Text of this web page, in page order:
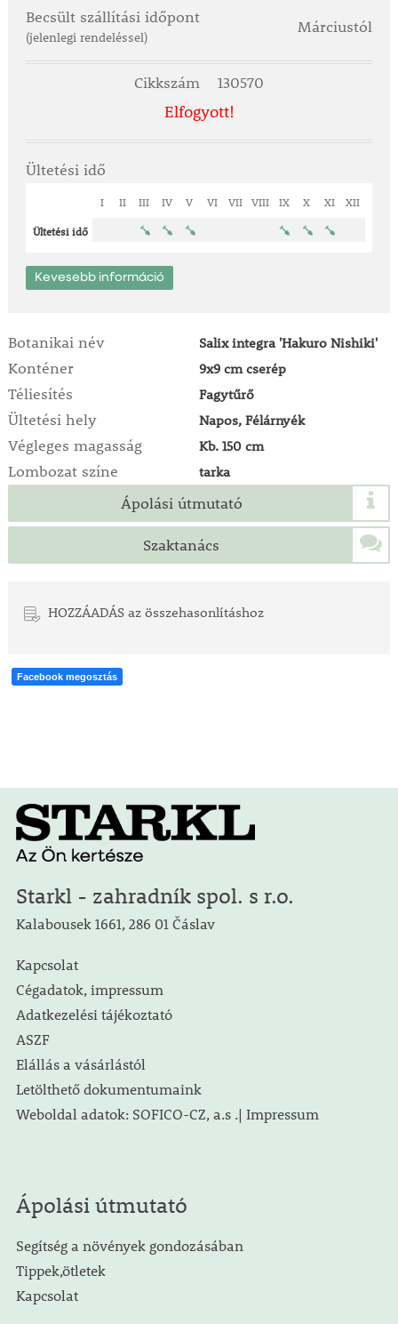
Becsült szállítási időpont
(jelenlegi rendeléssel)
Márciustól
Cikkszám 130570
Elfogyott!
Ültetési idő
I II III IV V VI VII VIII IX X XI XII
Ültetési idő
Kevesebb információ
Botanikai név Salix integra 'Hakuro Nishiki'
Konténer 9x9 cm cserép
Téliesítés Fagytűrő
Ültetési hely Napos, Félárnyék
Végleges magasság Kb. 150 cm
Lombozat színe tarka
Ápolási útmutató
Szaktanács
HOZZÁADÁS az összehasonlításhoz
Facebook megosztás
Starkl - zahradník spol. s r.o.
Kalabousek 1661, 286 01 Čáslav
Kapcsolat
Cégadatok, impressum
Adatkezelési tájékoztató
ASZF
Elállás a vásárlástól
Letölthető dokumentumaink
Weboldal adatok: SOFICO-CZ, a.s .| Impressum
Ápolási útmutató
Segítség a növények gondozásában
Tippek,ötletek
Kapcsolat